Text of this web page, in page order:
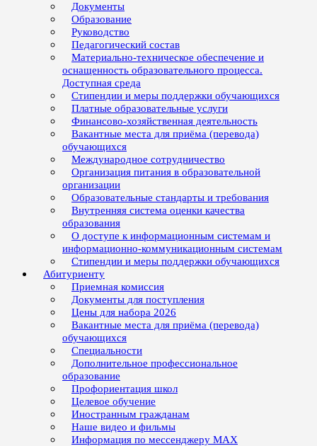
Документы
Образование
Руководство
Педагогический состав
Материально-техническое обеспечение и
оснащенность образовательного процесса.
Доступная среда
Стипендии и меры поддержки обучающихся
Платные образовательные услуги
Финансово-хозяйственная деятельность
Вакантные места для приёма (перевода)
обучающихся
Международное сотрудничество
Организация питания в образовательной
организации
Образовательные стандарты и требования
Внутренняя система оценки качества
образования
О доступе к информационным системам и
информационно-коммуникационным системам
Стипендии и меры поддержки обучающихся
Абитуриенту
Приемная комиссия
Документы для поступления
Цены для набора 2026
Вакантные места для приёма (перевода)
обучающихся
Специальности
Дополнительное профессиональное
образование
Профориентация школ
Целевое обучение
Иностранным гражданам
Наше видео и фильмы
Информация по мессенджеру MAX